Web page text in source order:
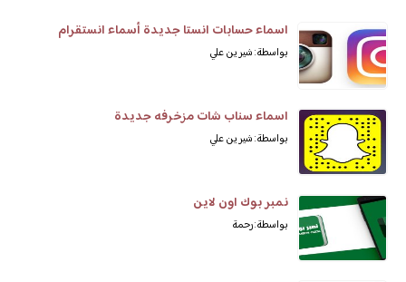
اسماء حسابات انستا جديدة أسماء انستقرام
بواسطة: شيرين علي
اسماء سناب شات مزخرفه جديدة
بواسطة: شيرين علي
نمبر بوك اون لاين
بواسطة: رحمة